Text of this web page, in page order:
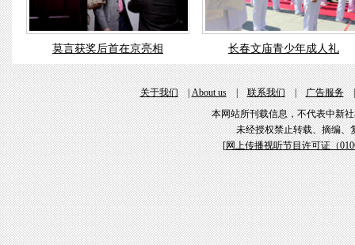
莫言获奖后首在京亮相 长春文庙青少年成人礼
关于我们|About us|联系我们|广告服务
本网站所刊载信息，不代表中新
未经授权禁止转载、摘编、
[网上传播视听节目许可证（